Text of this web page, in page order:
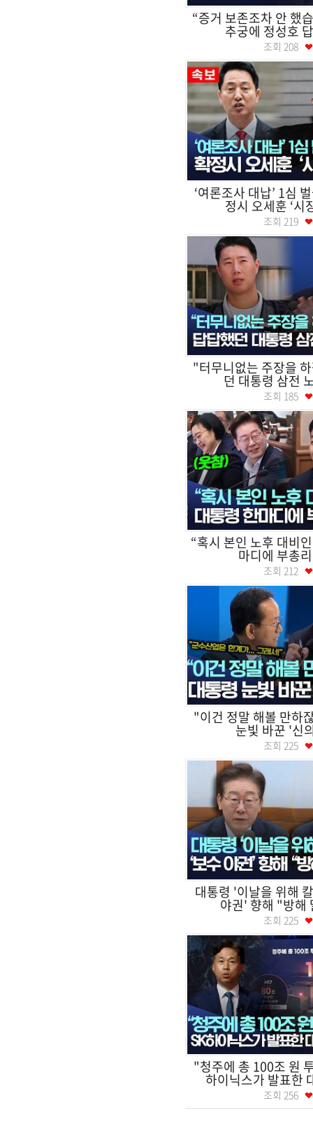
“증거 보존조차 안 했
추궁에 정성호
조회 208
‘여론조사 대납’ 1심
정시 오세훈 ‘시
조회 219
"터무니없는 주장을
던 대통령 삼전
조회 185
“혹시 본인 노후 대비
마디에 부총리
조회 212
"이건 정말 해볼 만하
눈빛 바꾼 '신
조회 225
대통령 '이날을 위해
야권' 향해 "방해
조회 225
"청주에 총 100조 원
하이닉스가 발표한
조회 256